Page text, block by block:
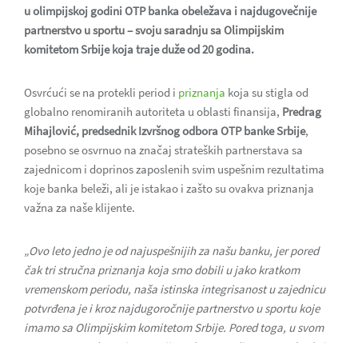
u olimpijskoj godini OTP banka obeležava i najdugovečnije
partnerstvo u sportu – svoju saradnju sa Olimpijskim
komitetom Srbije koja traje duže od 20 godina.
Osvrćući se na protekli period i priznanja koja su stigla od
globalno renomiranih autoriteta u oblasti finansija, Predrag
Mihajlović, predsednik Izvršnog odbora OTP banke Srbije,
posebno se osvrnuo na značaj strateških partnerstava sa
zajednicom i doprinos zaposlenih svim uspešnim rezultatima
koje banka beleži, ali je istakao i zašto su ovakva priznanja
važna za naše klijente.
„Ovo leto jedno je od najuspešnijih za našu banku, jer pored
čak tri stručna priznanja koja smo dobili u jako kratkom
vremenskom periodu, naša istinska integrisanost u zajednicu
potvrđena je i kroz najdugoročnije partnerstvo u sportu koje
imamo sa Olimpijskim komitetom Srbije. Pored toga, u svom